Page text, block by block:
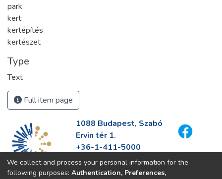
park
kert
kertépítés
kertészet
Type
Text
Full item page
1088 Budapest, Szabó
Ervin tér 1.
+36-1-411-5000
info@fszek.hu
https://fszek.hu
We collect and process your personal information for the
following purposes: Authentication, Preferences,